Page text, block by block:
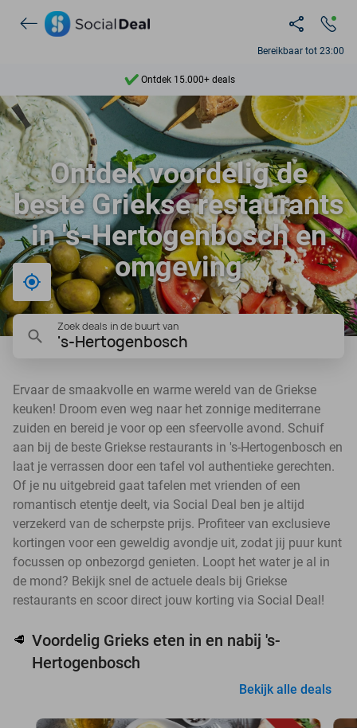
Bereikbaar tot 23:00
Ontdek 15.000+ deals
7 dagen per week beschikbaar
10+ miljoen leden
9,4
Ontdek 15.000+ deals
Ontdek voordelig de
beste Griekse restaurants
in 's-Hertogenbosch en
omgeving
Bij mij in de buurt
Zoek deals in de buurt van
's-Hertogenbosch
Ervaar de smaakvolle en warme wereld van de Griekse
keuken! Droom even weg naar het zonnige mediterrane
zuiden en bereid je voor op een sfeervolle avond. Schuif
aan bij de beste Griekse restaurants in 's-Hertogenbosch en
laat je verrassen door een tafel vol authentieke gerechten.
Of je nu uitgebreid gaat tafelen met vrienden of een
romantisch etentje deelt, via Social Deal ben je altijd
verzekerd van de scherpste prijs. Profiteer van exclusieve
kortingen voor een geweldig avondje uit, zodat jij puur kunt
focussen op onbezorgd genieten. Loopt het water je al in
de mond? Bekijk snel de actuele deals bij Griekse
restaurants en scoor direct jouw korting via Social Deal!
🥩 Voordelig Grieks eten in en nabij 's-
Hertogenbosch
Bekijk alle deals